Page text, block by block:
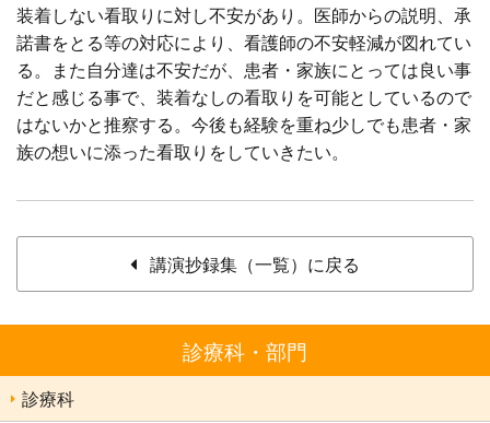
装着しない看取りに対し不安があり。医師からの説明、承
諾書をとる等の対応により、看護師の不安軽減が図れてい
る。また自分達は不安だが、患者・家族にとっては良い事
だと感じる事で、装着なしの看取りを可能としているので
はないかと推察する。今後も経験を重ね少しでも患者・家
族の想いに添った看取りをしていきたい。
講演抄録集（一覧）に戻る
診療科・部門
診療科